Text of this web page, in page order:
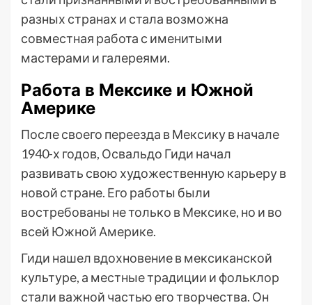
разных странах и стала возможна
совместная работа с именитыми
мастерами и галереями.
Работа в Мексике и Южной
Америке
После своего переезда в Мексику в начале
1940-х годов, Освальдо Гиди начал
развивать свою художественную карьеру в
новой стране. Его работы были
востребованы не только в Мексике, но и во
всей Южной Америке.
Гиди нашел вдохновение в мексиканской
культуре, а местные традиции и фольклор
стали важной частью его творчества. Он